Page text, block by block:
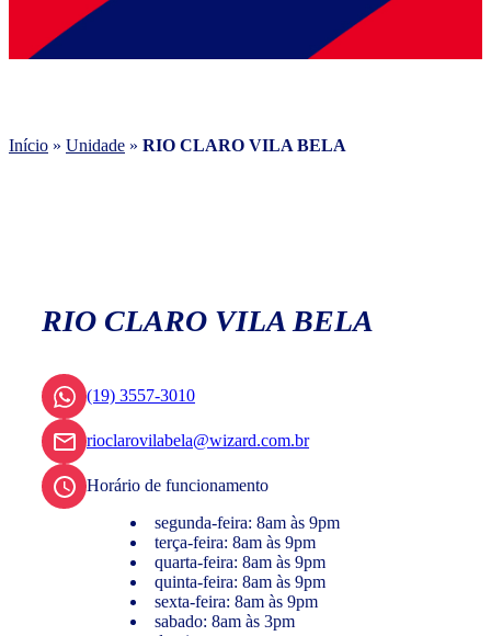
Início » Unidade » RIO CLARO VILA BELA
RIO CLARO VILA BELA
(19) 3557-3010
rioclarovilabela@wizard.com.br
Horário de funcionamento
segunda-feira: 8am às 9pm
terça-feira: 8am às 9pm
quarta-feira: 8am às 9pm
quinta-feira: 8am às 9pm
sexta-feira: 8am às 9pm
sabado: 8am às 3pm